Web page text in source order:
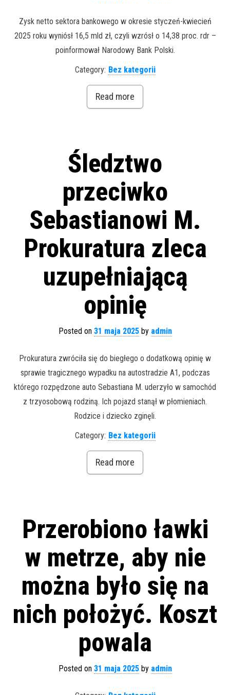
Zysk netto sektora bankowego w okresie styczeń-kwiecień
2025 roku wyniósł 16,5 mld zł, czyli wzrósł o 14,38 proc. rdr –
poinformował Narodowy Bank Polski.
Category: Bez kategorii
Read more
Śledztwo
przeciwko
Sebastianowi M.
Prokuratura zleca
uzupełniającą
opinię
Posted on 31 maja 2025by admin
Prokuratura zwróciła się do biegłego o dodatkową opinię w
sprawie tragicznego wypadku na autostradzie A1, podczas
którego rozpędzone auto Sebastiana M. uderzyło w samochód
z trzyosobową rodziną. Ich pojazd stanął w płomieniach.
Rodzice i dziecko zginęli.
Category: Bez kategorii
Read more
Przerobiono ławki
w metrze, aby nie
można było się na
nich położyć. Koszt
powala
Posted on 31 maja 2025by admin